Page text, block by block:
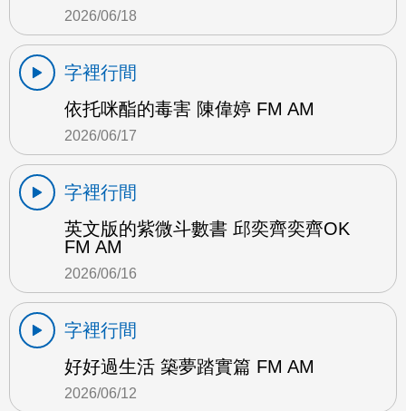
2026/06/18
字裡行間
依托咪酯的毒害 陳偉婷 FM AM
2026/06/17
字裡行間
英文版的紫微斗數書 邱奕齊奕齊OK
FM AM
2026/06/16
字裡行間
好好過生活 築夢踏實篇 FM AM
2026/06/12